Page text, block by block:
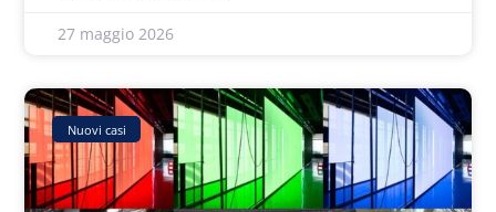
27 maggio 2026
Nuovi casi